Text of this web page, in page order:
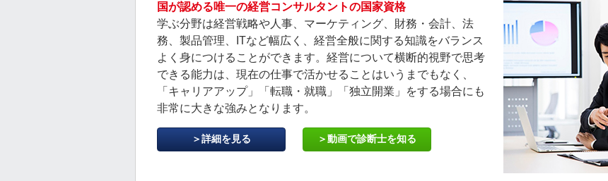
国が認める唯一の経営コンサルタントの国家資格
学ぶ分野は経営戦略や人事、マーケティング、財務・会計、法
務、製品管理、ITなど幅広く、経営全般に関する知識をバランス
よく身につけることができます。経営について横断的視野で思考
できる能力は、現在の仕事で活かせることはいうまでもなく、
「キャリアアップ」「転職・就職」「独立開業」をする場合にも
非常に大きな強みとなります。
＞詳細を見る ＞動画で診断士を知る